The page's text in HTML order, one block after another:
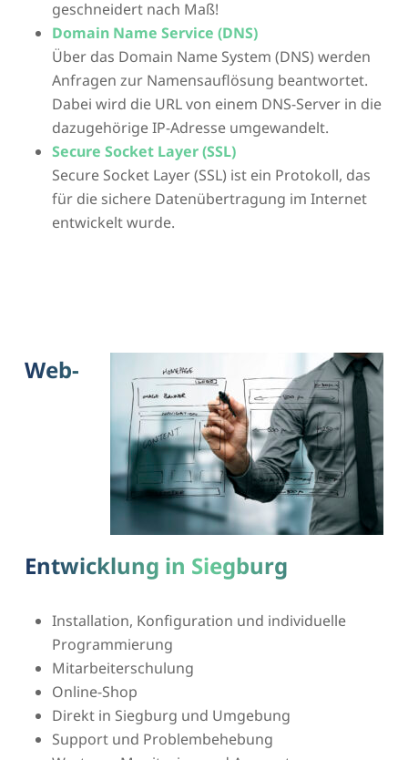
geschneidert nach Maß!
Domain Name Service (DNS)
Über das Domain Name System (DNS) werden
Anfragen zur Namensauflösung beantwortet.
Dabei wird die URL von einem DNS-Server in die
dazugehörige IP-Adresse umgewandelt.
Secure Socket Layer (SSL)
Secure Socket Layer (SSL) ist ein Protokoll, das
für die sichere Datenübertragung im Internet
entwickelt wurde.
Web-
Entwicklung in Siegburg
Installation, Konfiguration und individuelle
Programmierung
Mitarbeiterschulung
Online-Shop
Direkt in Siegburg und Umgebung
Support und Problembehebung